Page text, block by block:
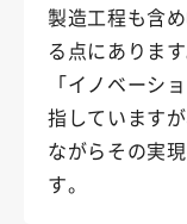
製造工程も含
る点にありま
「イノベーシ
指しています
ながらその実
す。